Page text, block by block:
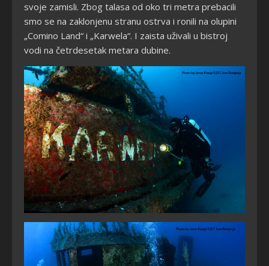
svoje zamisli. Zbog talasa od oko tri metra prebacili
smo se na zaklonjenu stranu ostrva i ronili na olupini
„Comino Land“ i „Karwela“. I zaista uživali u bistroj
vodi na četrdesetak metara dubine.